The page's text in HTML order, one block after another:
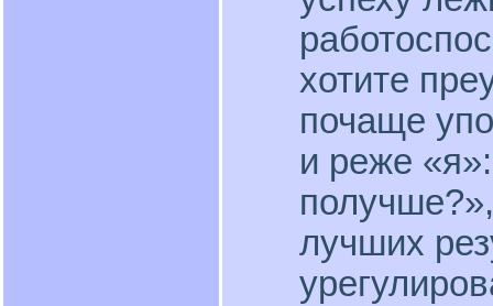
хотите
почаще
и реже
лучших